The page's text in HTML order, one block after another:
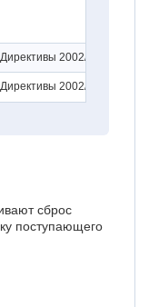
2002/95/EC
2002/95/EC
сброс
поступающего